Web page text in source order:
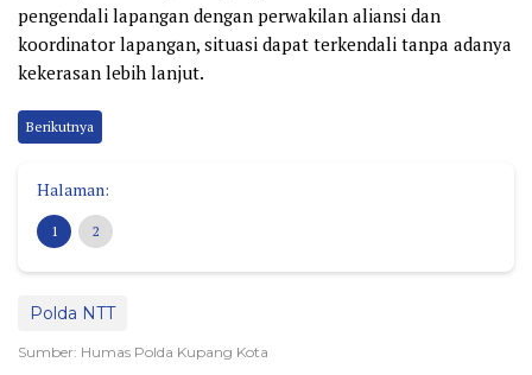
pengendali lapangan dengan perwakilan aliansi dan
koordinator lapangan, situasi dapat terkendali tanpa adanya
kekerasan lebih lanjut.
Berikutnya
Halaman:
1 2
Polda NTT
Sumber: Humas Polda Kupang Kota